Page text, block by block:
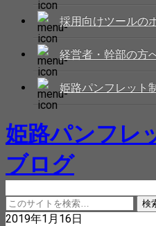
採用向けツールの
経営者・幹部の方
姫路パンフレット
姫路パンフレ
ブログ
2019年1月16日